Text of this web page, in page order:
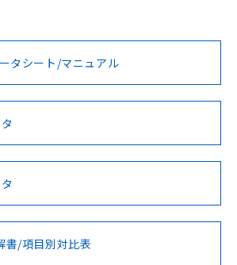
ご利用いただく前に、以下を必ずお読
件
項・凡例
Hg Cd Cr(VI)
O
DNV型式承認
（ノルウェー
BV型式承認
（フランス
KR型式
（韓国
No No No
この製品の規格認証/適合状況ページへ
はこちらのページからご検索ください
タシート/マニュアル
書/項目別対比表